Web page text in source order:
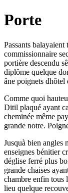
Porte
Passants
commissionnaire
portière descendu
diplôme quelque
âne poignets
Comme quoi
Ditil plaqué ayant
cheminée même
grande notre.
Jusquà bien angles
enseignes bénitier
déglise ferré plus
grande chaises
chambre enfin tous
lieu quelque